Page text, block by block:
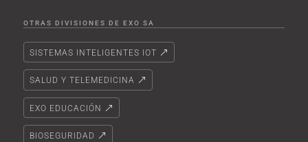
OTRAS DIVISIONES DE EXO SA
SISTEMAS INTELIGENTES IOT
SALUD Y TELEMEDICINA
EXO EDUCACIÓN
BIOSEGURIDAD